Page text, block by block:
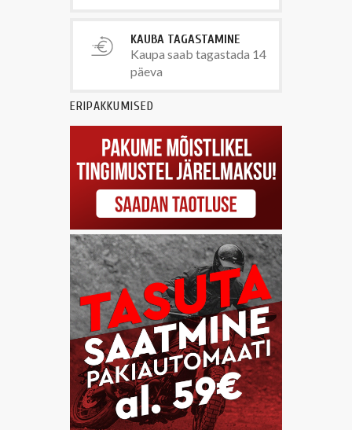
KAUBA TAGASTAMINE
Kaupa saab tagastada 14
päeva
ERIPAKKUMISED